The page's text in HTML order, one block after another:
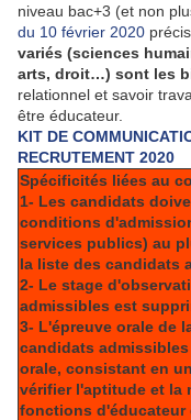
niveau bac+3 (et non
du 10 février 2020
variés (sciences
arts, droit…) sont les
relationnel et savoir
être éducateur.
KIT DE
RECRUTEMENT 2020
Spécificités liées au
1- Les candidats
conditions
services publics) au
la liste des candidats
2- Le stage
admissibles est
3- L'épreuve orale de
candidats
orale, consistant en
vérifier l'aptitude et la
fonctions d'éducateur